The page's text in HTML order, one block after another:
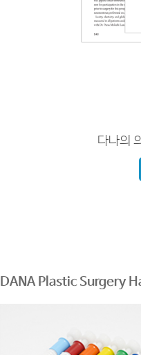
다나의
DANA Plastic Surgery